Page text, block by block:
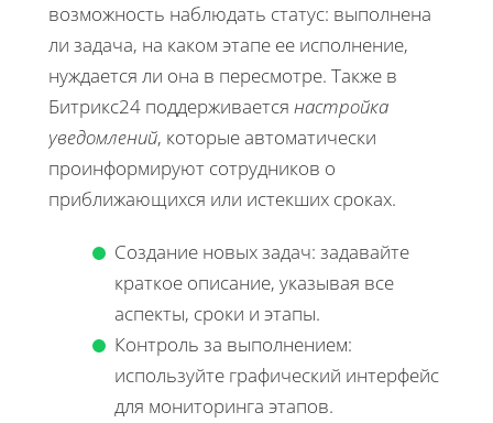
возможность наблюдать статус: выполнена
ли задача, на каком этапе ее исполнение,
нуждается ли она в пересмотре. Также в
Битрикс24 поддерживается настройка
уведомлений, которые автоматически
проинформируют сотрудников о
приближающихся или истекших сроках.
Создание новых задач: задавайте
краткое описание, указывая все
аспекты, сроки и этапы.
Контроль за выполнением:
используйте графический интерфейс
для мониторинга этапов.